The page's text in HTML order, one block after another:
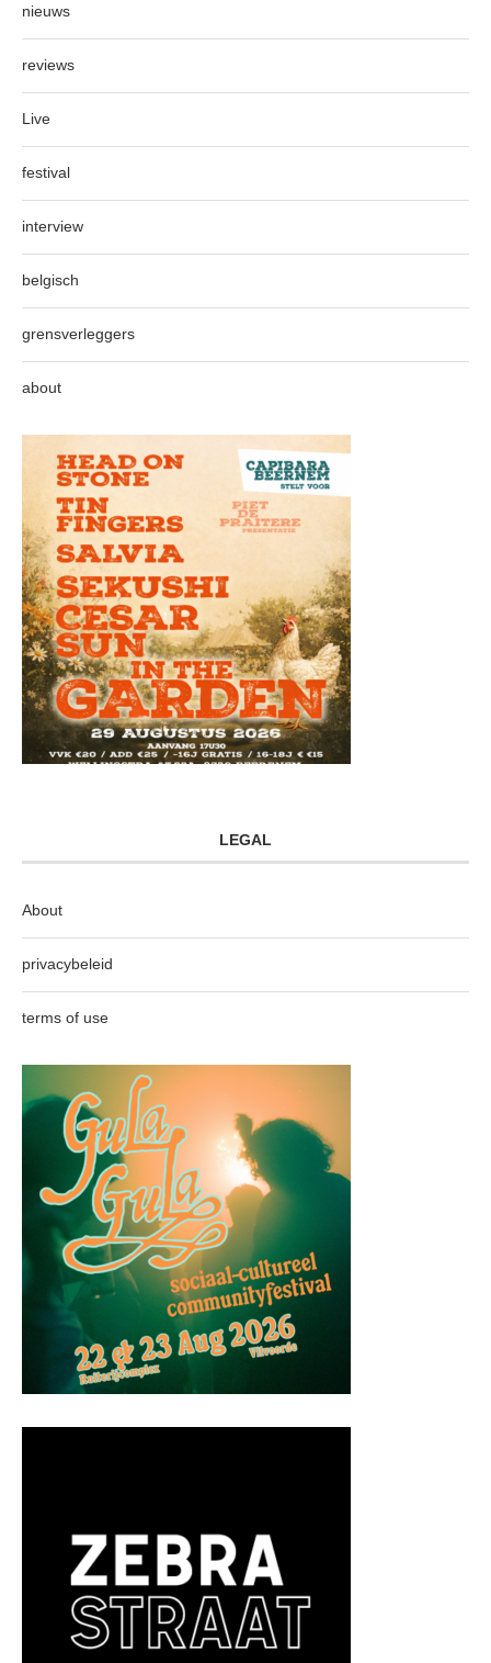
nieuws
reviews
Live
festival
interview
belgisch
grensverleggers
about
LEGAL
About
privacybeleid
terms of use